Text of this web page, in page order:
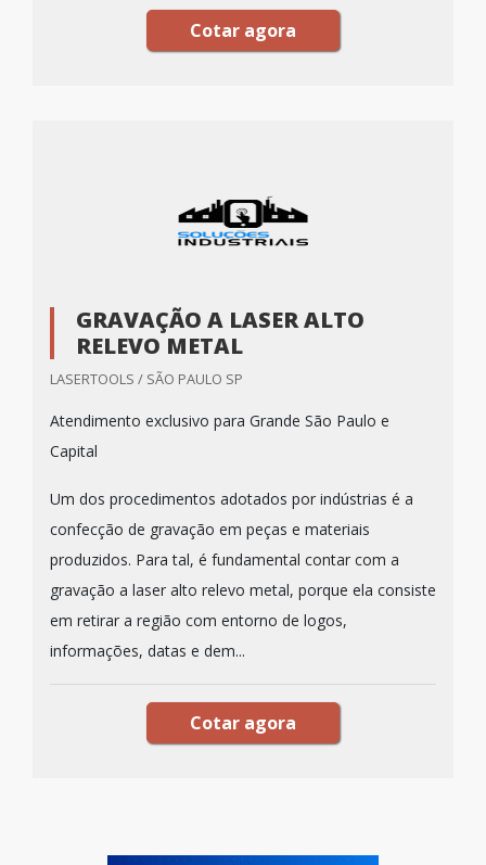
Cotar agora
GRAVAÇÃO A LASER ALTO
RELEVO METAL
LASERTOOLS / SÃO PAULO SP
Atendimento exclusivo para Grande São Paulo e
Capital
Um dos procedimentos adotados por indústrias é a
confecção de gravação em peças e materiais
produzidos. Para tal, é fundamental contar com a
gravação a laser alto relevo metal, porque ela consiste
em retirar a região com entorno de logos,
informações, datas e dem...
Cotar agora